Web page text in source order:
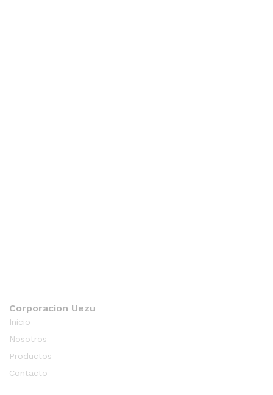
Corporacion Uezu
Inicio
Nosotros
Productos
Contacto